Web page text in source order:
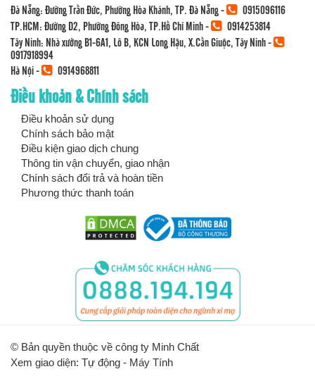
Đà Nẵng: Đường Trần Đức, Phường Hòa Khánh, TP. Đà Nẵng -
0915096116
TP.HCM: Đường D2, Phường Đông Hòa, TP.Hồ Chí Minh -
0914253814
Tây Ninh: Nhà xưởng B1-6A1, Lô B, KCN Long Hậu, X.Cần Giuộc, Tây Ninh -
0917918994
Hà Nội -
0914968811
Điều khoản & Chính sách
Điều khoản sử dụng
Chính sách bảo mật
Điều kiện giao dịch chung
Thông tin vận chuyển, giao nhận
Chính sách đổi trả và hoàn tiền
Phương thức thanh toán
© Bản quyền thuộc về công ty Minh Chất
Xem giao diện: Tự động - Máy Tính